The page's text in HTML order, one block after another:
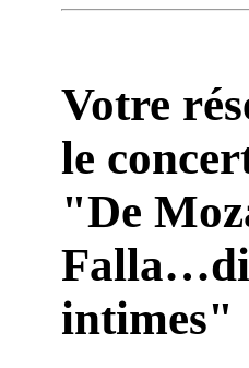
Votre
le
"De
intimes"